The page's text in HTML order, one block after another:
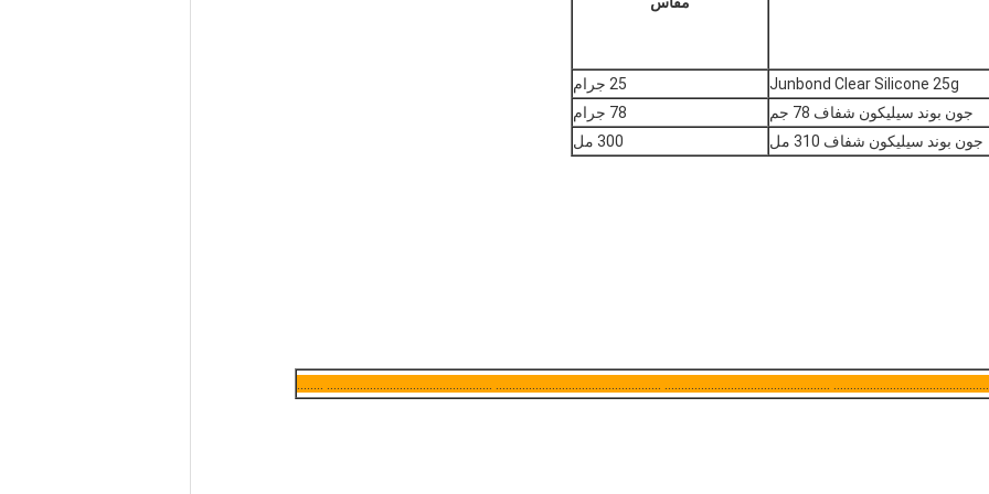
Junbond Clear Silicone 25g
25 جرام
جون بوند سيليكون شفاف 78 جم
78 جرام
جون بوند سيليكون شفاف 310 مل
300 مل
.................................................. .................................................. .................................................. ........